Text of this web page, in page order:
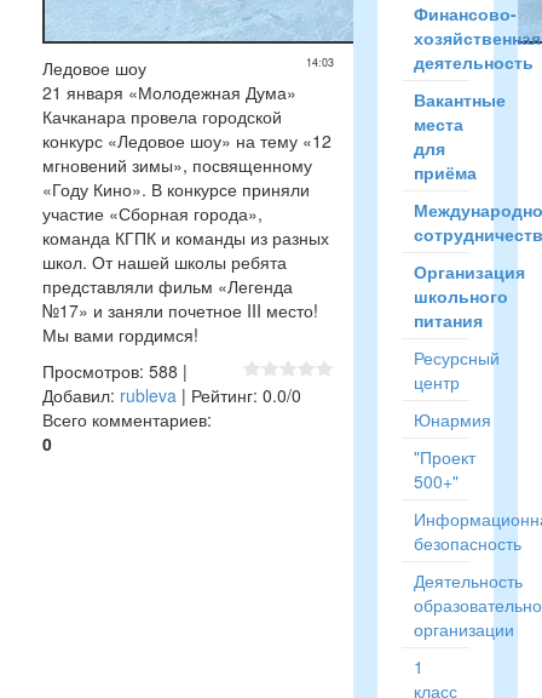
14:03
Ледовое шоу
21 января «Молодежная Дума»
Качканара провела городской
конкурс «Ледовое шоу» на тему «12
мгновений зимы», посвященному
«Году Кино». В конкурсе приняли
участие «Сборная города»,
команда КГПК и команды из разных
школ. От нашей школы ребята
представляли фильм «Легенда
№17» и заняли почетное III место!
Мы вами гордимся!
Просмотров: 588 |
Добавил: rubleva | Рейтинг: 0.0/0
Всего комментариев:
0
Финансово-
хозяйственная
деятельность
Вакантные
места
для
приёма
Организация
школьного
питания
Ресурсный
центр
Юнармия
"Проект
500+"
безопасность
Деятельность
организации
1
класс